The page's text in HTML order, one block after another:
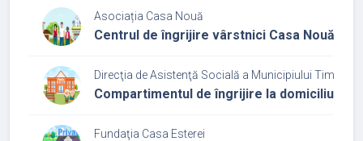
Asociația Casa Nouă
Centrul de îngrijire vârstnici Casa Nouă
Direcţia de Asistenţă Socială a Municipiului
Compartimentul de îngrijire la domiciliu
Fundaţia Casa Esterei